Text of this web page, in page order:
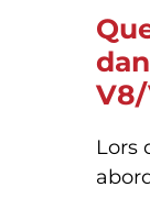
Lors